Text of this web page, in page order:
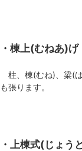
・棟上(むねあ)げ
柱、棟(むね)、梁(
も張ります。
・上棟式(じょう